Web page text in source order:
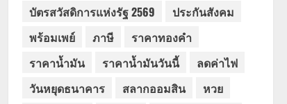
บัตรสวัสดิการแห่งรัฐ 2569
ประกันสังคม
พร้อมเพย์
ภาษี
ราคาทองคำ
ราคาน้ำมัน
ราคาน้ำมันวันนี้
ลดค่าไฟ
วันหยุดธนาคาร
สลากออมสิน
หวย